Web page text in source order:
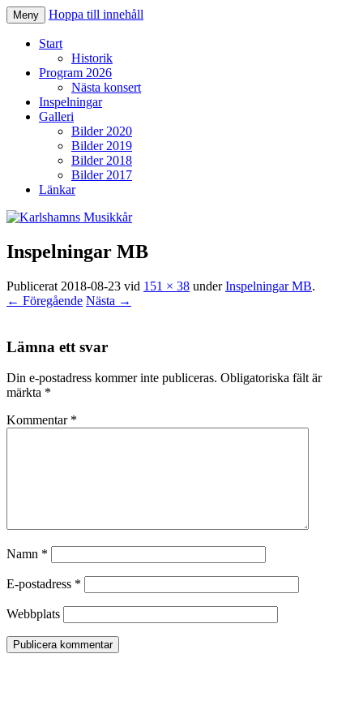
Karlshamns Musikkår
Meny Hoppa till innehåll
Start
Historik
Program 2026
Nästa konsert
Inspelningar
Galleri
Bilder 2020
Bilder 2019
Bilder 2018
Bilder 2017
Länkar
Inspelningar MB
Publicerat 2018-08-23 vid 151 × 38 underInspelningar MB.
← Föregående Nästa →
Lämna ett svar
Din e-postadress kommer inte publiceras. Obligatoriska fält är
märkta *
Kommentar *
Namn *
E-postadress *
Webbplats